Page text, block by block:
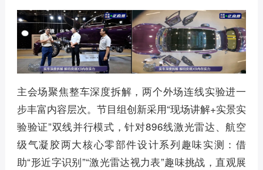
主会场聚焦整车深度拆解，两个外场连线实验进一
步丰富内容层次。节目组创新采用“现场讲解+实景实
验验证”双线并行模式，针对896线激光雷达、航空
级气凝胶两大核心零部件设计系列趣味实测：借
助“形近字识别”“激光雷达视力表”趣味挑战，直观展